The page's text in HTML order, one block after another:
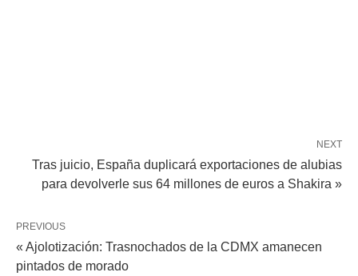
NEXT
Tras juicio, España duplicará exportaciones de alubias
para devolverle sus 64 millones de euros a Shakira »
PREVIOUS
« Ajolotización: Trasnochados de la CDMX amanecen
pintados de morado